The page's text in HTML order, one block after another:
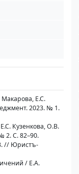
Е.С.
2023. № 1.
Кузенкова, О.В.
2. С. 82–90.
// Юристъ-
/ Е.А.